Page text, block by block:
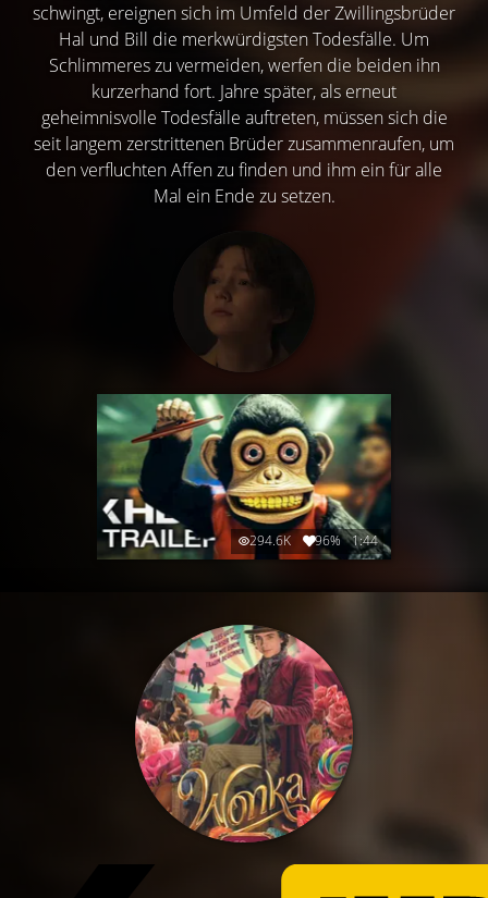
schwingt, ereignen sich im Umfeld der Zwillingsbrüder
Hal und Bill die merkwürdigsten Todesfälle. Um
Schlimmeres zu vermeiden, werfen die beiden ihn
kurzerhand fort. Jahre später, als erneut
geheimnisvolle Todesfälle auftreten, müssen sich die
seit langem zerstrittenen Brüder zusammenraufen, um
den verfluchten Affen zu finden und ihm ein für alle
Mal ein Ende zu setzen.
294.6K 96% 1:44